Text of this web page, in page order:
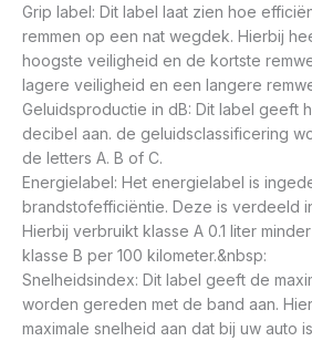
Grip label: Dit label laat zien hoe
remmen op een nat wegdek. Hierbij
hoogste veiligheid en de kortste
lagere veiligheid en een langere
Geluidsproductie in dB: Dit label geeft
decibel aan. de geluidsclassificering
de letters A. B of C.
Energielabel: Het energielabel is
brandstofefficiëntie. Deze is verdeeld
Hierbij verbruikt klasse A 0.1 liter
klasse B per 100 kilometer.&nbsp:
Snelheidsindex: Dit label geeft de
worden gereden met de band aan.
maximale snelheid aan dat bij uw auto